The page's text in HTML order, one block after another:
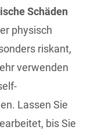
Schäden
physisch
riskant,
verwenden
Lassen Sie
bis Sie